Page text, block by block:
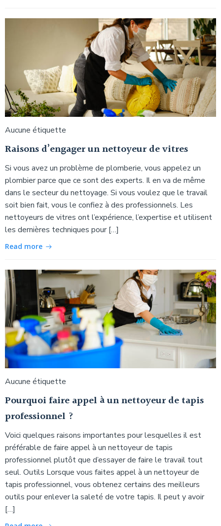
Aucune étiquette
Raisons d’engager un nettoyeur de vitres
Si vous avez un problème de plomberie, vous appelez un
plombier parce que ce sont des experts. Il en va de même
dans le secteur du nettoyage. Si vous voulez que le travail
soit bien fait, vous le confiez à des professionnels. Les
nettoyeurs de vitres ont l’expérience, l’expertise et utilisent
les dernières techniques pour […]
Read more
Aucune étiquette
Pourquoi faire appel à un nettoyeur de tapis
professionnel ?
Voici quelques raisons importantes pour lesquelles il est
préférable de faire appel à un nettoyeur de tapis
professionnel plutôt que d’essayer de faire le travail tout
seul. Outils Lorsque vous faites appel à un nettoyeur de
tapis professionnel, vous obtenez certains des meilleurs
outils pour enlever la saleté de votre tapis. Il peut y avoir
[…]